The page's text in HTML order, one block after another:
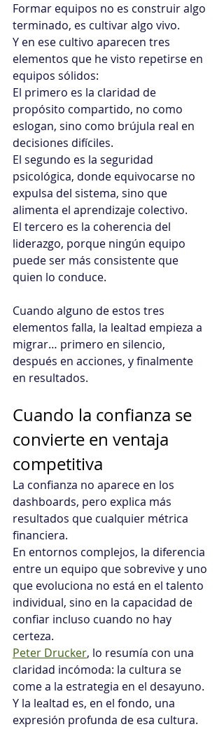
Formar equipos no es construir algo
terminado, es cultivar algo vivo.
Y en ese cultivo aparecen tres
elementos que he visto repetirse en
equipos sólidos:
El primero es la claridad de
propósito compartido, no como
eslogan, sino como brújula real en
decisiones difíciles.
El segundo es la seguridad
psicológica, donde equivocarse no
expulsa del sistema, sino que
alimenta el aprendizaje colectivo.
El tercero es la coherencia del
liderazgo, porque ningún equipo
puede ser más consistente que
quien lo conduce.
Cuando alguno de estos tres
elementos falla, la lealtad empieza a
migrar… primero en silencio,
después en acciones, y finalmente
en resultados.
Cuando la confianza se
convierte en ventaja
competitiva
La confianza no aparece en los
dashboards, pero explica más
resultados que cualquier métrica
financiera.
En entornos complejos, la diferencia
entre un equipo que sobrevive y uno
que evoluciona no está en el talento
individual, sino en la capacidad de
confiar incluso cuando no hay
certeza.
Peter Drucker, lo resumía con una
claridad incómoda: la cultura se
come a la estrategia en el desayuno.
Y la lealtad es, en el fondo, una
expresión profunda de esa cultura.